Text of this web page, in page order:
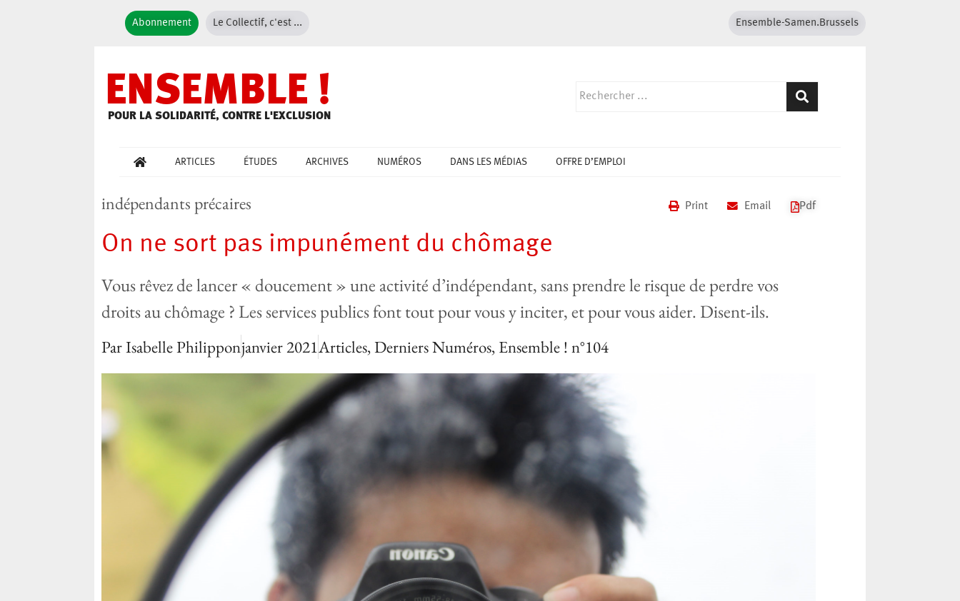
Abonnement Le Collectif, c'est ... Ensemble-Samen.Brussels
ENSEMBLE !
POUR LA SOLIDARITÉ, CONTRE L'EXCLUSION
ARTICLES ÉTUDES ARCHIVES NUMÉROS DANS LES MÉDIAS OFFRE D’EMPLOI
indépendants précaires Print Email Pdf
On ne sort pas impunément du chômage
Vous rêvez de lancer « doucement » une activité d’indépendant, sans prendre le risque de perdre vos
droits au chômage ? Les services publics font tout pour vous y inciter, et pour vous aider. Disent-ils.
ParIsabelle Philipponjanvier 2021Articles,Derniers Numéros, Ensemble ! n°104